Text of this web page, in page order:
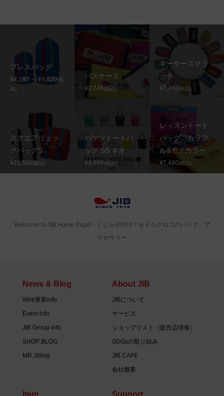
プレスバッグ
¥4,180 ～ ¥4,620(税
込)
パスケース
¥3,740(税込)
キーケースクラ
ッチ
¥7,480(税込)
スクエアリュッ
クバッグS
¥21,560(税込)
バケツトートバ
ッグ SS ネオ
¥3,960(税込)
レッスントート
バッグ カラフ
ル&モノカラー
¥7,480(税込)
Welcome to JIB Home Page! ‐ くじらが目印！セイルクロスのバッグ、ア
クセサリー
News & Blog
Web更新info
Event info
JIB Group info
SHOP BLOG
MR.Jiblog
About JIB
JIBについて
サービス
ショップリスト（販売店情報）
SDGsの取り組み
JIB CAFE
会社概要
Item Support